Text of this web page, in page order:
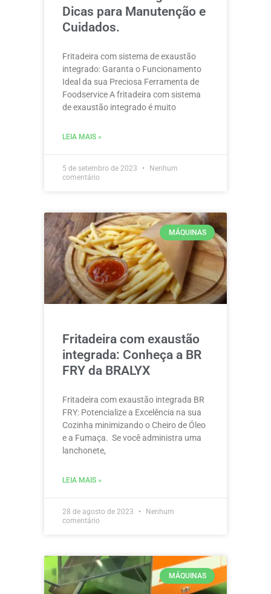
Dicas para Manutenção e
Cuidados.
Fritadeira com sistema de exaustão
integrado: Garanta o Funcionamento
Ideal da sua Preciosa Ferramenta de
Foodservice A fritadeira com sistema
de exaustão integrado é muito
LEIA MAIS »
5 de setembro de 2023
Nenhum
comentário
MÁQUINAS
Fritadeira com exaustão
integrada: Conheça a BR
FRY da BRALYX
Fritadeira com exaustão integrada BR
FRY: Potencialize a Excelência na sua
Cozinha minimizando o Cheiro de Óleo
e a Fumaça. Se você administra uma
lanchonete,
LEIA MAIS »
28 de agosto de 2023
Nenhum
comentário
MÁQUINAS